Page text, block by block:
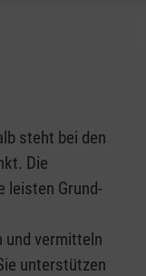
steht bei den
Die
leisten Grund-
vermitteln
unterstützen